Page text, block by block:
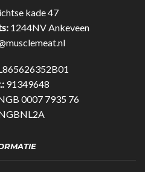
kade 47
1244NV Ankeveen
91349648
0007 7935 76